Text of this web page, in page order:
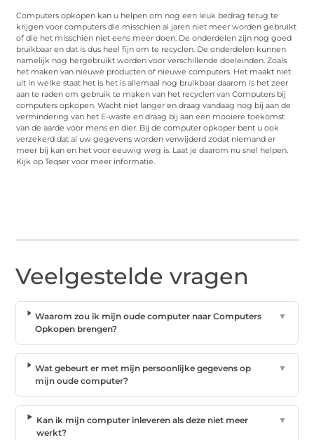
Computers opkopen kan u helpen om nog een leuk bedrag terug te
krijgen voor computers die misschien al jaren niet meer worden gebruikt
of die het misschien niet eens meer doen. De onderdelen zijn nog goed
bruikbaar en dat is dus heel fijn om te recyclen. De onderdelen kunnen
namelijk nog hergebruikt worden voor verschillende doeleinden. Zoals
het maken van nieuwe producten of nieuwe computers. Het maakt niet
uit in welke staat het is het is allemaal nog bruikbaar daarom is het zeer
aan te raden om gebruik te maken van het recyclen van Computers bij
computers opkopen. Wacht niet langer en draag vandaag nog bij aan de
vermindering van het E-waste en draag bij aan een mooiere toekomst
van de aarde voor mens en dier. Bij de computer opkoper bent u ook
verzekerd dat al uw gegevens worden verwijderd zodat niemand er
meer bij kan en het voor eeuwig weg is. Laat je daarom nu snel helpen.
Kijk op Teqser voor meer informatie.
Veelgestelde vragen
Waarom zou ik mijn oude computer naar Computers
Opkopen brengen?
▼
Wat gebeurt er met mijn persoonlijke gegevens op
mijn oude computer?
▼
Kan ik mijn computer inleveren als deze niet meer
werkt?
▼